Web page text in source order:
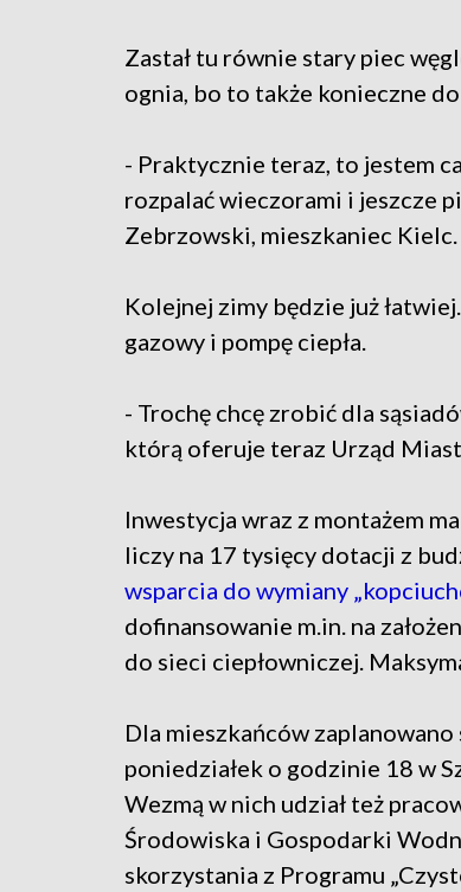
Zastał tu równie stary piec
ognia, bo to także konieczne
- Praktycznie teraz, to jestem
rozpalać wieczorami i jeszcze
Zebrzowski, mieszkaniec Kielc.
Kolejnej zimy będzie już
gazowy i pompę ciepła.
- Trochę chcę zrobić dla
którą oferuje teraz Urząd
Inwestycja wraz z montażem
liczy na 17 tysięcy dotacji z
wsparcia do wymiany
dofinansowanie m.in. na
do sieci ciepłowniczej.
Dla mieszkańców
poniedziałek o godzinie 18 w
Wezmą w nich udział też
Środowiska i Gospodarki
skorzystania z Programu